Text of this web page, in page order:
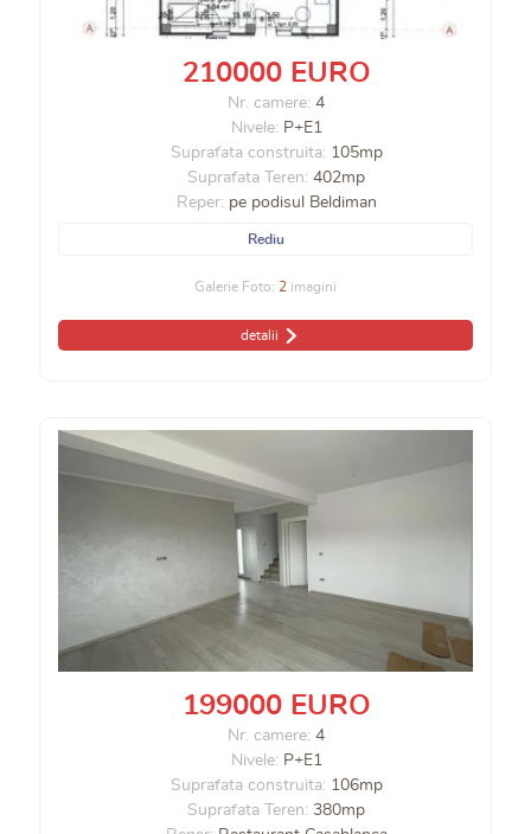
210000 EURO
Nr. camere: 4
Nivele: P+E1
Suprafata construita: 105mp
Suprafata Teren: 402mp
Reper: pe podisul Beldiman
Rediu
Galerie Foto: 2 imagini
detalii
199000 EURO
Nr. camere: 4
Nivele: P+E1
Suprafata construita: 106mp
Suprafata Teren: 380mp